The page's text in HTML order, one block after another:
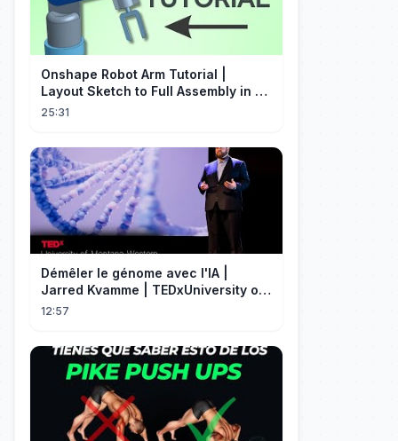
Onshape Robot Arm Tutorial |
Layout Sketch to Full Assembly in 20
Minutes!
25:31
Démêler le génome avec l'IA |
Jarred Kvamme | TEDxUniversity of
Montana Western
12:57